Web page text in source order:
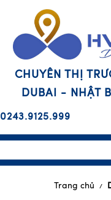
CHUYÊN THỊ
DUBAI - NHẬT
0243.9125.999
Trang chủ /